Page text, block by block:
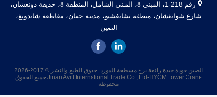
رقم 218-1، المبنى 8، المبنى الشامل، المنطقة 8، حديقة دونغشان،
شارع شوانغشان، منطقة تشانغشيو، مدينة جينان، مقاطعة شاندونغ،
الصين
الصين جودة جيدة رافعة برج مسطحة المورد. حقوق الطبع والنشر © 2017-2026
Jinan Avitt International Trade Co., Ltd-HYCM Tower Crane جميع الحقوق
محفوظة